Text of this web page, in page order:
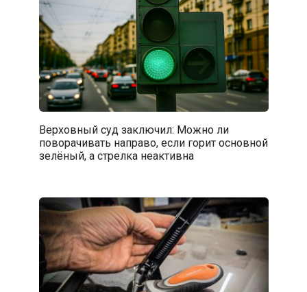
Верховный суд заключил: Можно ли
поворачивать направо, если горит основной
зелёный, а стрелка неактивна